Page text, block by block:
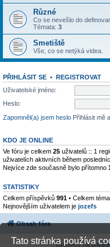
Tato stránka používá
Různé
Co se nevešlo do
Témata: 3
Smetiště
Vše, co se netýká videa.
PŘIHLÁSIT SE • REGISTROVAT
Uživatelské jméno:
Heslo:
Zapomněl(a) jsem heslo Přihlásit mě
KDO JE ONLINE
Ve fóru je celkem 25 uživatelů :: 1
uživatelích aktivních během
Nejvíce zde současně bylo přítomno
STATISTIKY
Celkem příspěvků 991 • Celkem
Nejnovějším uživatelem je jozefs
Obsah fóra
Založeno naphpBB